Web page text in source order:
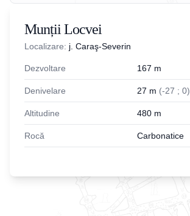
Munții Locvei
Localizare: j. Caraş-Severin
Dezvoltare 167 m
Denivelare 27 m (-27 ; 0)
Altitudine 480 m
Rocă Carbonatice